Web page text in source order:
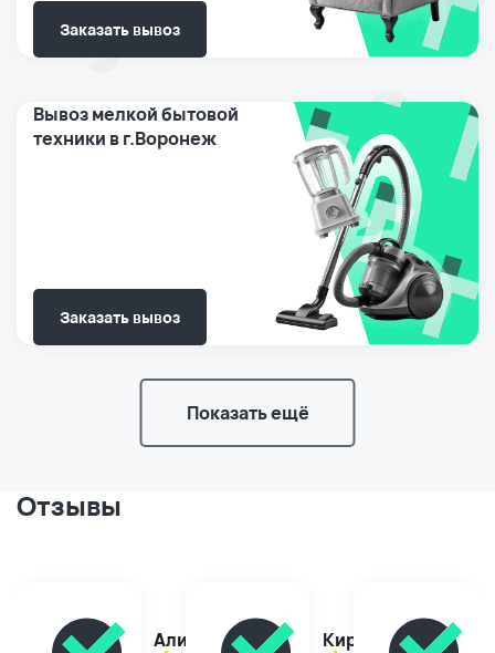
Заказать вывоз
Вывоз мелкой бытовой
техники в г.Воронеж
Заказать вывоз
Показать ещё
Отзывы
Алина Кирилл